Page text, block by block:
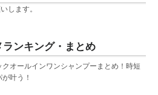
します。
ンキング・まとめ
クオールインワンシャンプーまとめ！時短
叶う！